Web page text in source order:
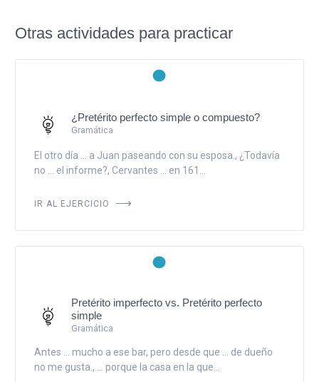
Otras actividades para practicar
¿Pretérito perfecto simple o compuesto?
Gramática
El otro día ... a Juan paseando con su esposa., ¿Todavía
no ... el informe?, Cervantes ... en 161...
IR AL EJERCICIO
Pretérito imperfecto vs. Pretérito perfecto
simple
Gramática
Antes ... mucho a ese bar, pero desde que ... de dueño
no me gusta., ... porque la casa en la que...